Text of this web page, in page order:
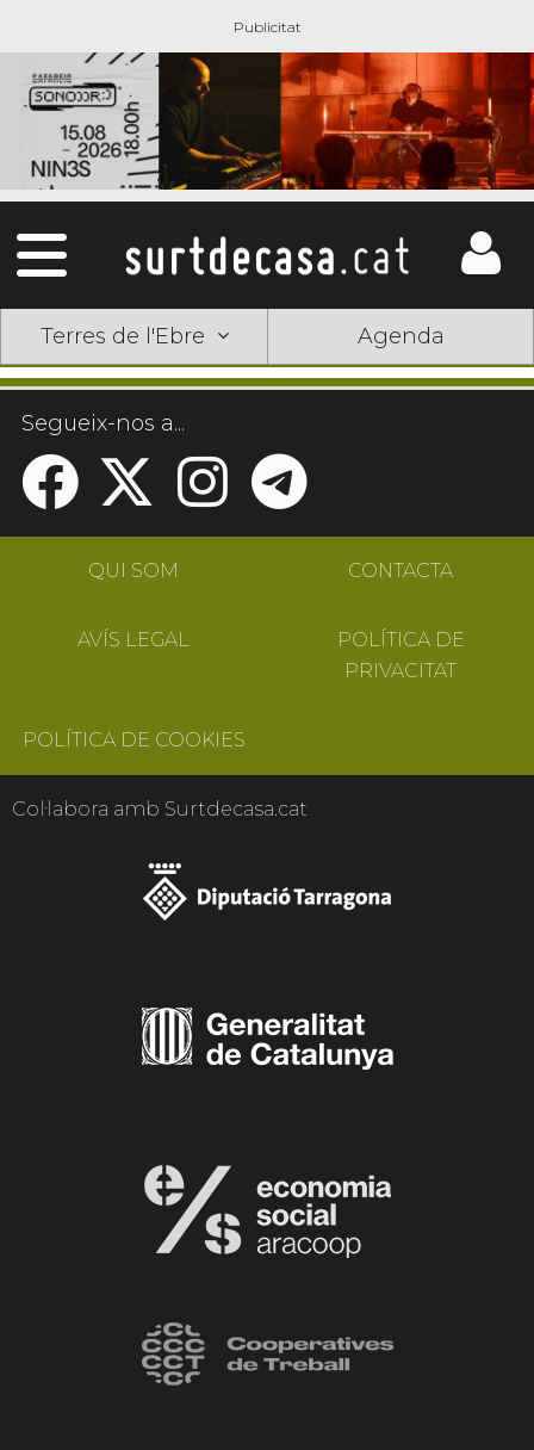
Terres de l'Ebre Agenda
Segueix-nos a...
QUI SOM CONTACTA
AVÍS LEGAL
POLÍTICA DE
PRIVACITAT
POLÍTICA DE COOKIES
Col·labora amb Surtdecasa.cat